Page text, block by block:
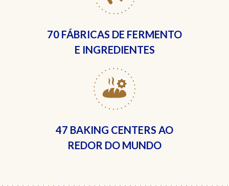
70 FÁBRICAS DE FERMENTO
E INGREDIENTES
47 BAKING CENTERS AO
REDOR DO MUNDO